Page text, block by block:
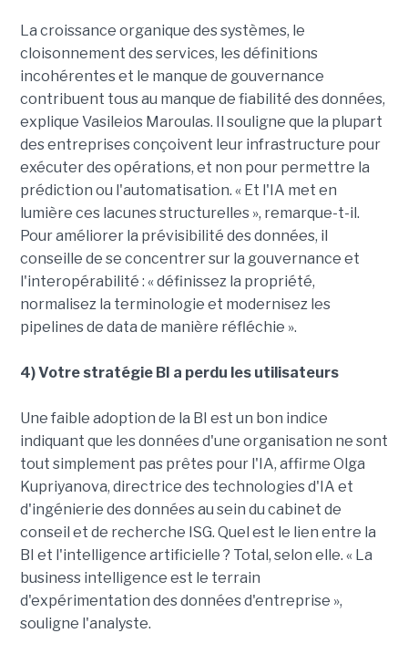
La croissance organique des systèmes, le
cloisonnement des services, les définitions
incohérentes et le manque de gouvernance
contribuent tous au manque de fiabilité des données,
explique Vasileios Maroulas. Il souligne que la plupart
des entreprises conçoivent leur infrastructure pour
exécuter des opérations, et non pour permettre la
prédiction ou l'automatisation. « Et l'IA met en
lumière ces lacunes structurelles », remarque-t-il.
Pour améliorer la prévisibilité des données, il
conseille de se concentrer sur la gouvernance et
l'interopérabilité : « définissez la propriété,
normalisez la terminologie et modernisez les
pipelines de data de manière réfléchie ».
4) Votre stratégie BI a perdu les utilisateurs
Une faible adoption de la BI est un bon indice
indiquant que les données d'une organisation ne sont
tout simplement pas prêtes pour l'IA, affirme Olga
Kupriyanova, directrice des technologies d'IA et
d'ingénierie des données au sein du cabinet de
conseil et de recherche ISG. Quel est le lien entre la
BI et l'intelligence artificielle ? Total, selon elle. « La
business intelligence est le terrain
d'expérimentation des données d'entreprise »,
souligne l'analyste.